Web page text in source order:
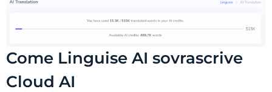
Come Linguise AI sovrascrive
Cloud AI